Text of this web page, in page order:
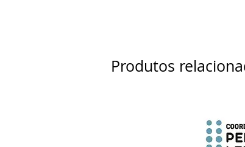
Produtos